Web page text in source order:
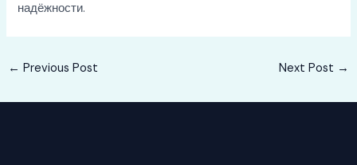
надёжности.
Post
← Previous Post Next Post →